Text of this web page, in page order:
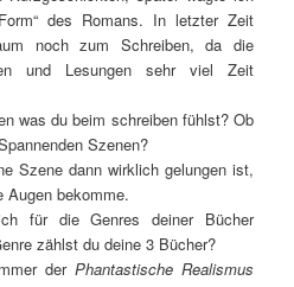
des Romans. In letzter Zeit
noch zum Schreiben, da die
und Lesungen sehr viel Zeit
was du beim schreiben fühlst? Ob
Szenen?
Szene dann wirklich gelungen ist,
Augen bekomme.
für die Genres deiner Bücher
zählst du deine 3 Bücher?
der Phantastische Realismus